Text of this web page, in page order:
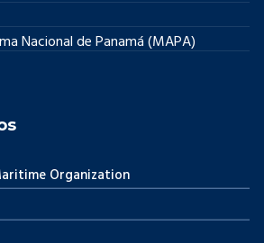
Nacional de Panamá (MAPA)
Organization